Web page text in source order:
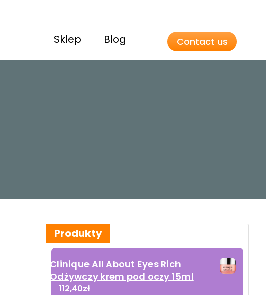
Sklep Blog Contact us
Produkty
Clinique All About Eyes Rich
Odżywczy krem pod oczy 15ml
112,40zł